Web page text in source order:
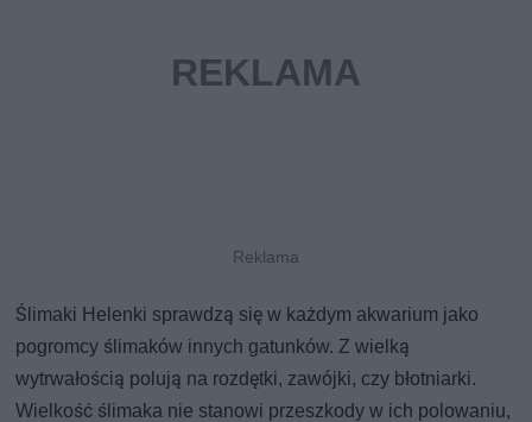
Ślimaki Helenki sprawdzą się w każdym akwarium jako
pogromcy ślimaków innych gatunków. Z wielką
wytrwałością polują na rozdętki, zawójki, czy błotniarki.
Wielkość ślimaka nie stanowi przeszkody w ich polowaniu,